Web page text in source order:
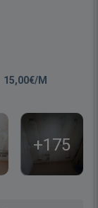
15,00€/M
+175